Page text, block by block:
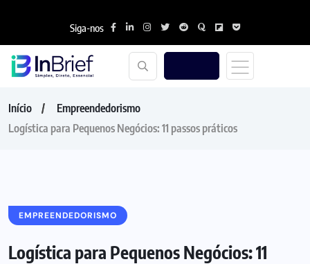
Siga-nos
Início
Empreendedorismo
Logística para Pequenos Negócios: 11 passos práticos
EMPREENDEDORISMO
Logística para Pequenos Negócios: 11